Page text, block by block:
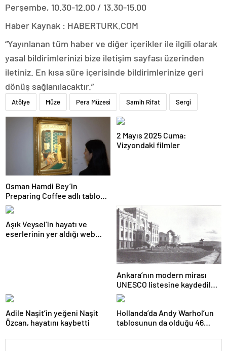
Perşembe, 10.30-12.00 / 13.30-15.00
Haber Kaynak : HABERTURK.COM
“Yayınlanan tüm haber ve diğer içerikler ile ilgili olarak
yasal bildirimlerinizi bize iletişim sayfası üzerinden
iletiniz. En kısa süre içerisinde bildirimlerinize geri
dönüş sağlanılacaktır.”
Atölye Müze Pera Müzesi Samih Rifat Sergi
Osman Hamdi Bey’in
Preparing Coffee adlı tablosu
75 milyon liraya satışa
sunuldu
2 Mayıs 2025 Cuma:
Vizyondaki filmler
Aşık Veysel’in hayatı ve
eserlerinin yer aldığı web
Ankara’nın modern mirası
UNESCO listesine kaydedildi;
Türkiye’nin listedeki varlık
sayısı 80 oldu
Adile Naşit’in yeğeni Naşit
Özcan, hayatını kaybetti
Hollanda’da Andy Warhol’un
tablosunun da olduğu 46